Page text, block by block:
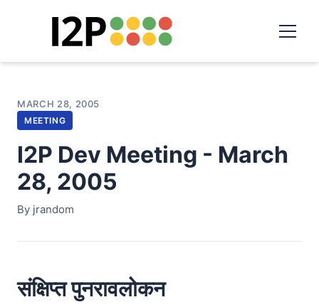
MARCH 28, 2005
MEETING
I2P Dev Meeting - March
28, 2005
By jrandom
संक्षिप्त पुनरावलोकन